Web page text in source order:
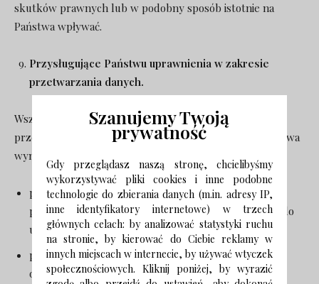
skutków prawnych lub w podobny sposób istotnie na
Państwa wpływać.
Przysługujące Państwu uprawnienia w zakresie
przetwarzania danych.
Wszystkim osobom, których dane osobowe są
przetwarzane przez Firmy, przysługują następujące prawa
wynikające z RODO:
prawo dostępu do danych osobowych (informacja o
przetwarzanych przez Firmy danych, w tym prawo do
uzyskania kopii tych danych);
prawo do żądania sprostowania (poprawiania) danych
osobowych, gdy dane są nieprawidłowe lub
Szanujemy Twoją
prywatność
Gdy przeglądasz naszą stronę, chcielibyśmy
wykorzystywać pliki cookies i inne podobne
technologie do zbierania danych (m.in. adresy IP,
inne identyfikatory internetowe) w trzech
głównych celach: by analizować statystyki ruchu
na stronie, by kierować do Ciebie reklamy w
innych miejscach w internecie, by używać wtyczek
społecznościowych. Kliknij poniżej, by wyrazić